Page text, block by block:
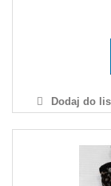
Dodaj do